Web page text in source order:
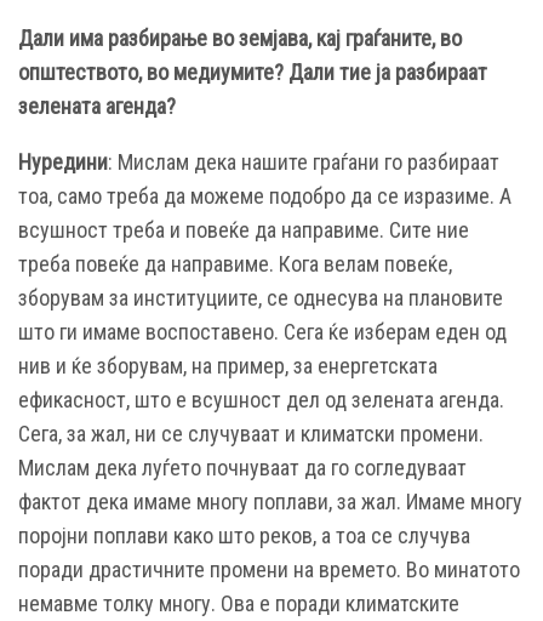
Дали има разбирање во земјава, кај граѓаните, во
општеството, во медиумите? Дали тие ја разбираат
зелената агенда?
Нуредини: Мислам дека нашите граѓани го разбираат
тоа, само треба да можеме подобро да се изразиме. А
всушност треба и повеќе да направиме. Сите ние
треба повеќе да направиме. Кога велам повеќе,
зборувам за институциите, се однесува на плановите
што ги имаме воспоставено. Сега ќе изберам еден од
нив и ќе зборувам, на пример, за енергетската
ефикасност, што е всушност дел од зелената агенда.
Сега, за жал, ни се случуваат и климатски промени.
Мислам дека луѓето почнуваат да го согледуваат
фактот дека имаме многу поплави, за жал. Имаме многу
поројни поплави како што реков, а тоа се случува
поради драстичните промени на времето. Во минатото
немавме толку многу. Ова е поради климатските